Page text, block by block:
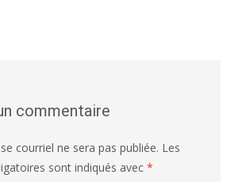
commentaire
courriel ne sera pas publiée. Les
sont indiqués avec *